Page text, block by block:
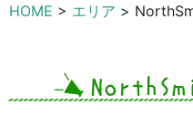
HOME エリア